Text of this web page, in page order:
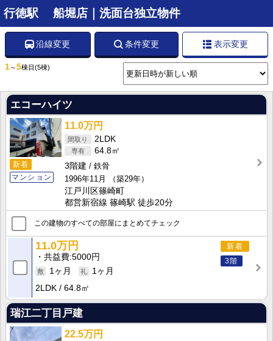
行徳駅 船堀店｜洗面台独立物件
沿線変更 条件変更 表示変更
1～5棟目 (5棟)
エコーハイツ
新着
マンション
11.0万円
2LDK
64.8㎡
3階建
鉄骨
1996年11月
（築29年）
江戸川区篠崎町
都営新宿線 篠崎駅 徒歩20分
この建物のすべての部屋にまとめてチェック
新着
3階
11.0万円
共益費 5000円
1ヶ月
1ヶ月
2LDK
64.8㎡
瑞江二丁目戸建
22.5万円